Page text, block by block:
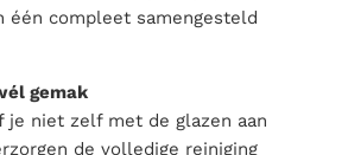
één compleet samengesteld
gemak
je niet zelf met de glazen aan
de volledige reiniging